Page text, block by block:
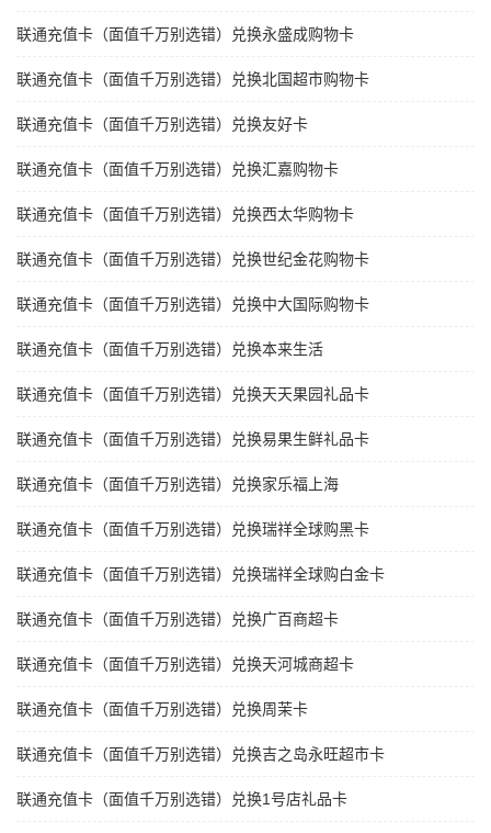
联通充值卡（面值千万别选错）兑换永盛成购物卡
联通充值卡（面值千万别选错）兑换北国超市购物卡
联通充值卡（面值千万别选错）兑换友好卡
联通充值卡（面值千万别选错）兑换汇嘉购物卡
联通充值卡（面值千万别选错）兑换西太华购物卡
联通充值卡（面值千万别选错）兑换世纪金花购物卡
联通充值卡（面值千万别选错）兑换中大国际购物卡
联通充值卡（面值千万别选错）兑换本来生活
联通充值卡（面值千万别选错）兑换天天果园礼品卡
联通充值卡（面值千万别选错）兑换易果生鲜礼品卡
联通充值卡（面值千万别选错）兑换家乐福上海
联通充值卡（面值千万别选错）兑换瑞祥全球购黑卡
联通充值卡（面值千万别选错）兑换瑞祥全球购白金卡
联通充值卡（面值千万别选错）兑换广百商超卡
联通充值卡（面值千万别选错）兑换天河城商超卡
联通充值卡（面值千万别选错）兑换周茉卡
联通充值卡（面值千万别选错）兑换吉之岛永旺超市卡
联通充值卡（面值千万别选错）兑换1号店礼品卡